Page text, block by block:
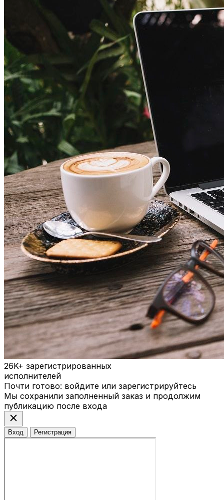
26K+ зарегистрированных
исполнителей
Почти готово: войдите или зарегистрируйтесь
Мы сохранили заполненный заказ и продолжим
публикацию после входа
close
Вход Регистрация